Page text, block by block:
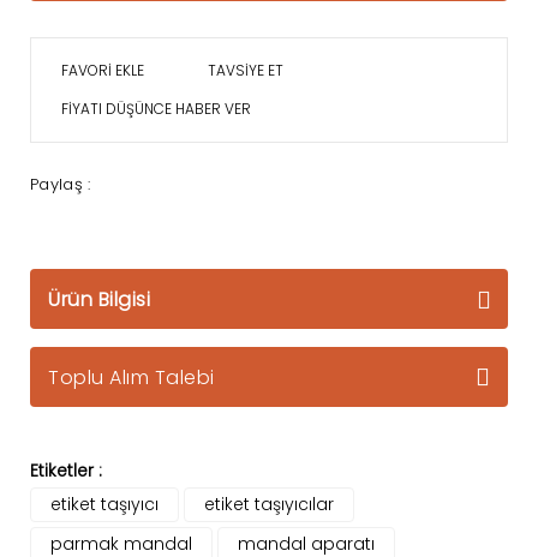
TAVSİYE ET
FİYATI DÜŞÜNCE HABER VER
Paylaş :
Ürün Bilgisi
Toplu Alım Talebi
Etiketler :
etiket taşıyıcı
etiket taşıyıcılar
parmak mandal
mandal aparatı